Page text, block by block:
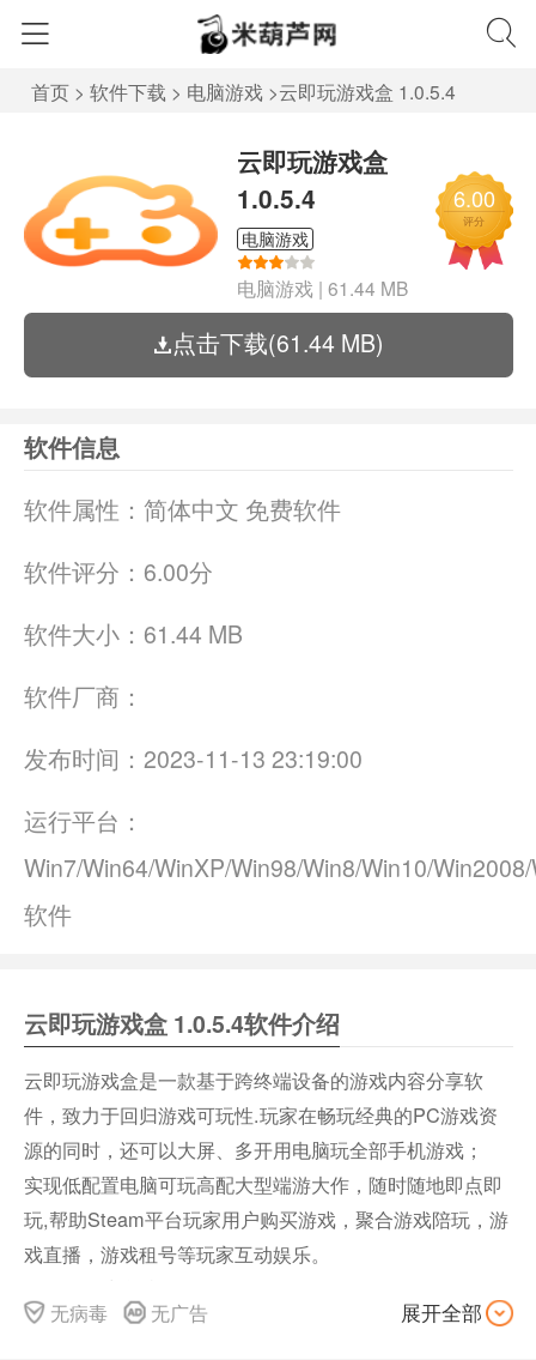
首页 > 软件下载 > 电脑游戏 >云即玩游戏盒 1.0.5.4
云即玩游戏盒
1.0.5.4
电脑游戏
电脑游戏 |61.44 MB
6.00
评分
点击下载(61.44 MB)
软件信息
软件属性： 简体中文 免费软件
软件评分： 6.00分
软件大小： 61.44 MB
软件厂商：
发布时间： 2023-11-13 23:19:00
运行平台：
Win7/Win64/WinXP/Win98/Win8/Win10/
软件
云即玩游戏盒 1.0.5.4软件介绍
云即玩游戏盒是一款基于跨终端设备的游戏内容分享软
件，致力于回归游戏可玩性.玩家在畅玩经典的PC游戏资
源的同时，还可以大屏、多开用电脑玩全部手机游戏；
实现低配置电脑可玩高配大型端游大作，随时随地即点即
玩,帮助Steam平台玩家用户购买游戏，聚合游戏陪玩，游
戏直播，游戏租号等玩家互动娱乐。
游戏大全：PC单机，网游、页游、手机游戏，游戏陪玩，
无病毒 无广告 展开全部